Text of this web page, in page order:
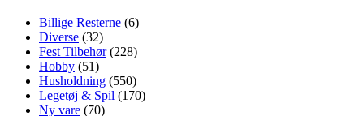
Billige Resterne (6)
Diverse (32)
Fest Tilbehør (228)
Hobby (51)
Husholdning (550)
Legetøj & Spil (170)
Ny vare (70)